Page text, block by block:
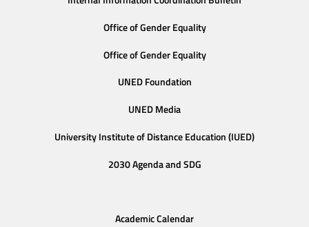
Office of Gender Equality
Office of Gender Equality
UNED Foundation
UNED Media
University Institute of Distance Education (IUED)
2030 Agenda and SDG
Academic Calendar